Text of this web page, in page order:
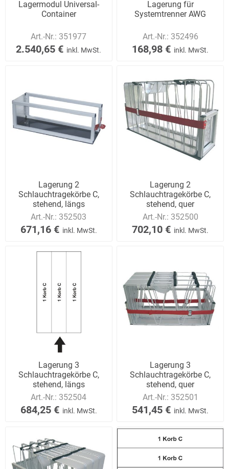
Lagermodul Universal-
Container
Art.-Nr.: 351977
2.540,65 € inkl. MwSt.
Lagerung für
Systemtrenner AWG
Art.-Nr.: 352496
168,98 € inkl. MwSt.
Lagerung 2
Schlauchtragekörbe C,
stehend, längs
Art.-Nr.: 352503
671,16 € inkl. MwSt.
Lagerung 2
Schlauchtragekörbe C,
stehend, quer
Art.-Nr.: 352500
702,10 € inkl. MwSt.
Lagerung 3
Schlauchtragekörbe C,
stehend, längs
Art.-Nr.: 352504
684,25 € inkl. MwSt.
Lagerung 3
Schlauchtragekörbe C,
stehend, quer
Art.-Nr.: 352501
541,45 € inkl. MwSt.